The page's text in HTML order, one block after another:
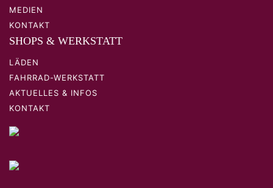
MEDIEN
KONTAKT
SHOPS & WERKSTATT
LÄDEN
FAHRRAD-WERKSTATT
AKTUELLES & INFOS
KONTAKT